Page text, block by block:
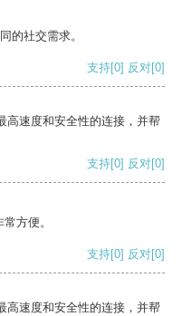
的社交需求。
支持[0] 反对[0]
高速度和安全性的连接，并帮
支持[0] 反对[0]
方便。
支持[0] 反对[0]
高速度和安全性的连接，并帮